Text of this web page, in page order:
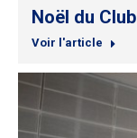
Noël du Club
Voir l'article